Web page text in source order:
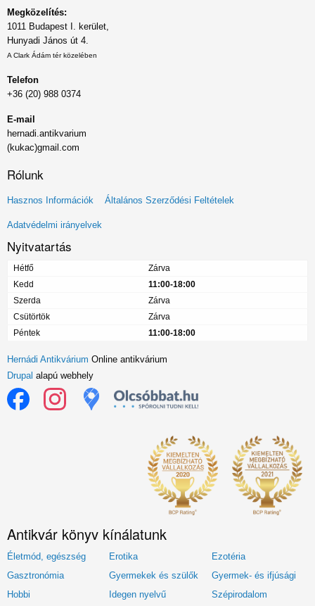
Megközelítés:
1011 Budapest I. kerület,
Hunyadi János út 4.
A Clark Ádám tér közelében
Telefon
+36 (20) 988 0374
E-mail
hernadi.antikvarium
(kukac)gmail.com
Rólunk
Lábléc
menü
Hasznos Információk Általános Szerződési Feltételek
Adatvédelmi irányelvek
Nyitvatartás
Hétfő
Zárva
Kedd
11:00-18:00
Szerda
Zárva
Csütörtök
Zárva
Péntek
11:00-18:00
Hernádi Antikvárium Online antikvárium
Drupal alapú webhely
Antikvár könyv kínálatunk
Életmód, egészség Erotika
Ezotéria
Gasztronómia
Gyermekek és szülők
Gyermek- és ifjúsági
Hobbi
Idegen nyelvű Szépirodalom